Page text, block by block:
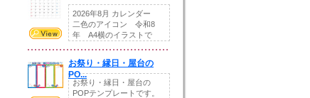
2026年8月 カレンダー
二色のアイコン 令和8
年 A4横のイラストで
お祭り・縁日・屋台の
PO...
お祭り・縁日・屋台の
POPテンプレートです。